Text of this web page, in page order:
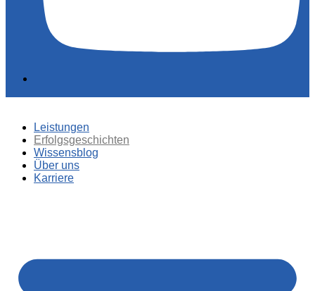
Leistungen
Erfolgsgeschichten
Wissensblog
Über uns
Karriere